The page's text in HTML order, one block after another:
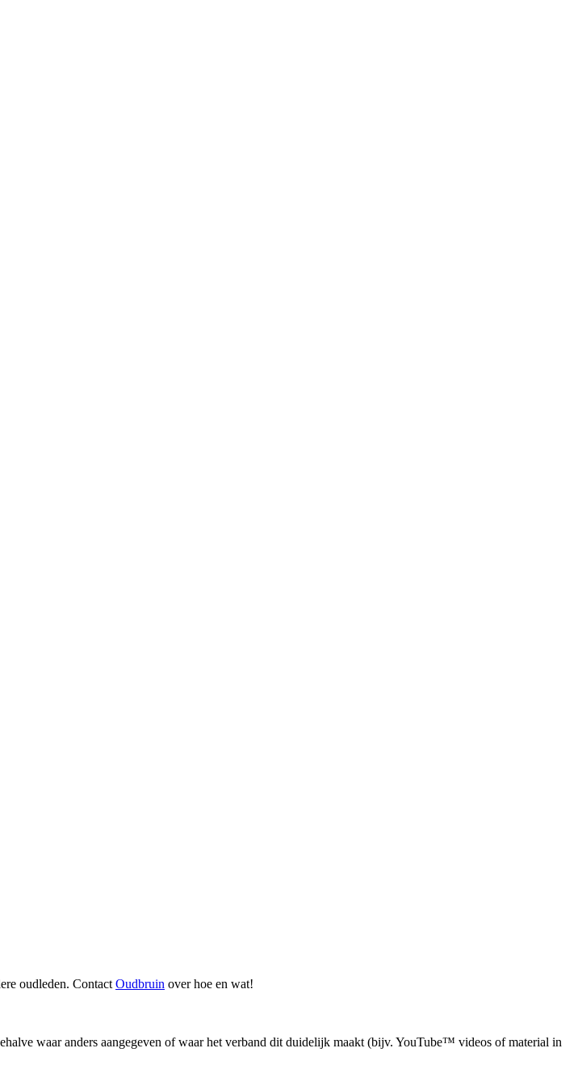
oudleden. ContactOudbruin over hoe en wat!
waar anders aangegeven of waar het verband dit duidelijk maakt (bijv. YouTube™ videos of material in